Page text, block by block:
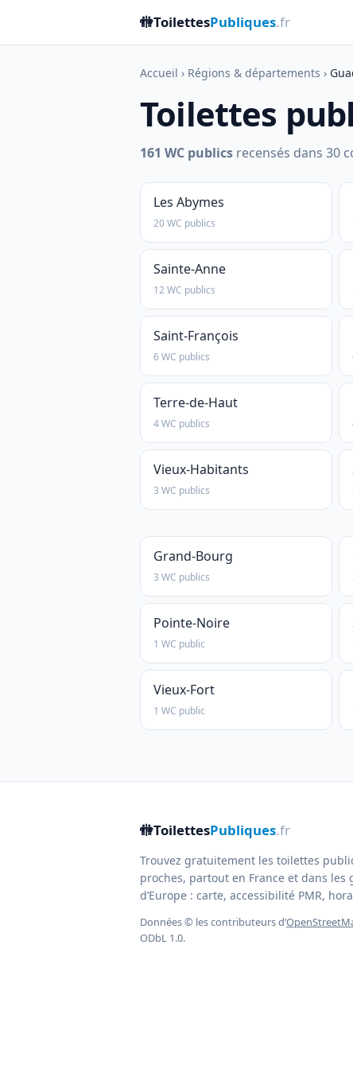
🚻ToilettesPubliques.fr
Accueil › Régions & départements ›
Toilettes
161 WC publics recensés dans 30
Les Abymes
20 WC publics
Sainte-Anne
12 WC publics
Saint-François
6 WC publics
Terre-de-Haut
4 WC publics
Vieux-Habitants
3 WC publics
Grand-Bourg
3 WC publics
Pointe-Noire
1 WC public
Vieux-Fort
1 WC public
🚻ToilettesPubliques.fr
Trouvez gratuitement les toilettes
proches, partout en France et dans les
d’Europe : carte, accessibilité PMR,
Données © les contributeurs d’
ODbL 1.0.